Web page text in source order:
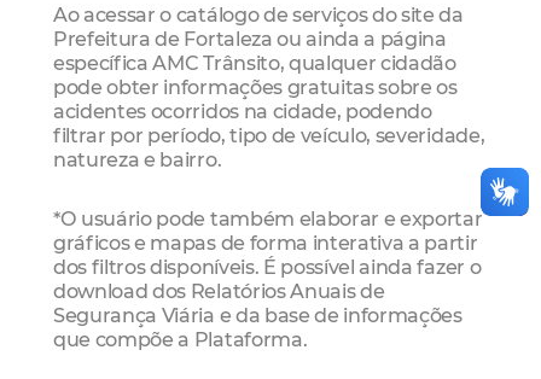
Ao acessar o catálogo de serviços do site da
Prefeitura de Fortaleza ou ainda a página
específica AMC Trânsito, qualquer cidadão
pode obter informações gratuitas sobre os
acidentes ocorridos na cidade, podendo
filtrar por período, tipo de veículo, severidade,
natureza e bairro.
*O usuário pode também elaborar e exportar
gráficos e mapas de forma interativa a partir
dos filtros disponíveis. É possível ainda fazer o
download dos Relatórios Anuais de
Segurança Viária e da base de informações
que compõe a Plataforma.